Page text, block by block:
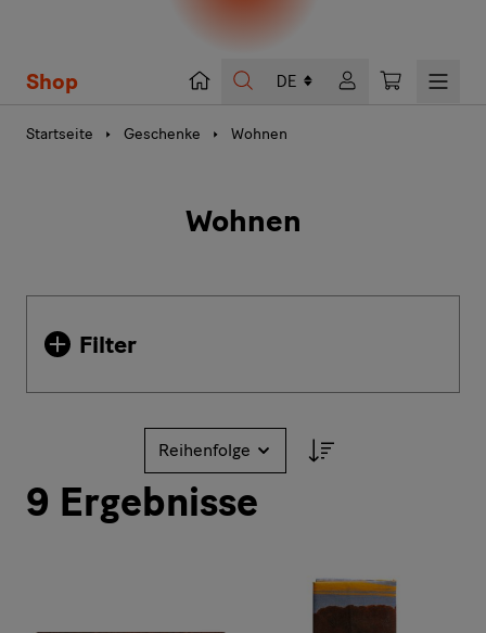
Shop Suche Warenkorb
Startseite Geschenke Wohnen
Wohnen
Filter
9 Ergebnisse
Sortieren nach